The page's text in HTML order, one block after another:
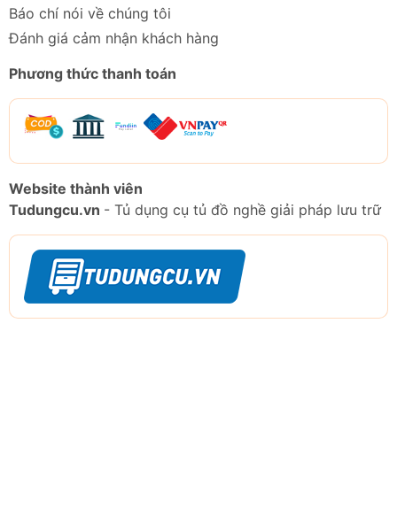
Báo chí nói về chúng tôi
Đánh giá cảm nhận khách hàng
Phương thức thanh toán
Website thành viên
Tudungcu.vn - Tủ dụng cụ tủ đồ nghề giải pháp lưu trữ